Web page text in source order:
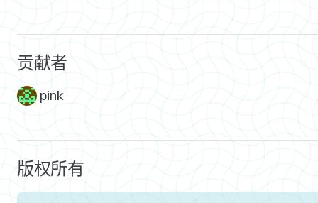
贡献者
pink
版权所有